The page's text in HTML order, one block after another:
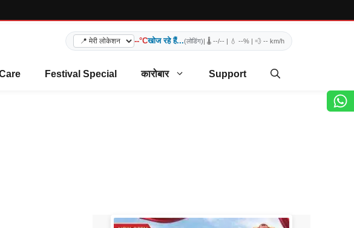
--°Cखोज रहे हैं...(लोडिंग)| 🌡️ --/-- | 💧 --% | 💨 -- km/h
Festival Special कारोबार Support